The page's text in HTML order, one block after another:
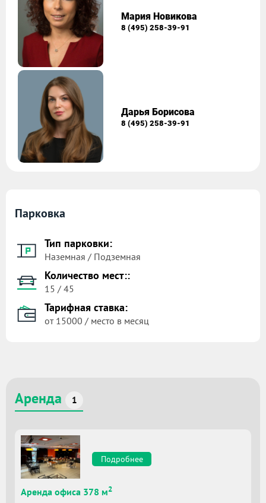
Мария Новикова
8 (495) 258-39-91
Дарья Борисова
8 (495) 258-39-91
Парковка
Тип парковки:
Наземная / Подземная
Количество мест::
15 / 45
Тарифная ставка:
от 15000 / место в месяц
Аренда 1
Подробнее
Аренда офиса 378 м2